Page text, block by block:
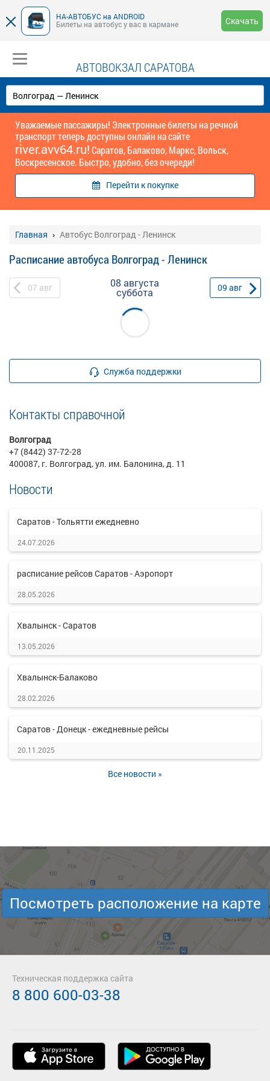
НА-АВТОБУС на ANDROID
Билеты на автобус у вас в кармане
Скачать
АВТОВОКЗАЛ САРАТОВА
Уважаемые пассажиры! Электронные билеты на речной
транспорт теперь доступны онлайн на сайте
river.avv64.ru!Саратов, Балаково, Маркс, Вольск,
Воскресенское. Быстро, удобно, без очереди!
Перейти к покупке
Главная Автобус Волгоград - Ленинск
Расписание автобуса Волгоград - Ленинск
07 авг 08 августа
суббота 09 авг
Служба поддержки
Контакты справочной
Волгоград
+7 (8442) 37-72-28
400087, г. Волгоград, ул. им. Балонина, д. 11
Новости
Саратов - Тольятти ежедневно
24.07.2026
расписание рейсов Саратов - Аэропорт
28.05.2026
Хвалынск - Саратов
13.05.2026
Хвалынск-Балаково
28.02.2026
Саратов - Донецк - ежедневные рейсы
20.11.2025
Все новости »
Посмотреть расположение на карте
Техническая поддержка сайта
8 800 600-03-38